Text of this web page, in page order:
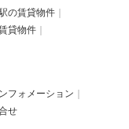
の賃貸物件
貸物件
フォメーション
せ